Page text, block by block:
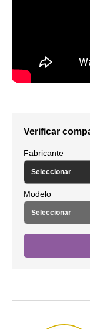
Verificar
Fabricante
Modelo